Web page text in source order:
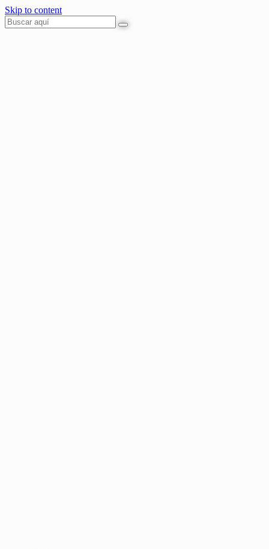
Skip to content